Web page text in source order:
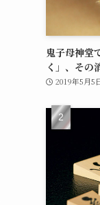
鬼子母神堂
く」、その
2019年5月5